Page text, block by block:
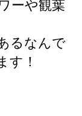
ーや観葉
るなんで
す！